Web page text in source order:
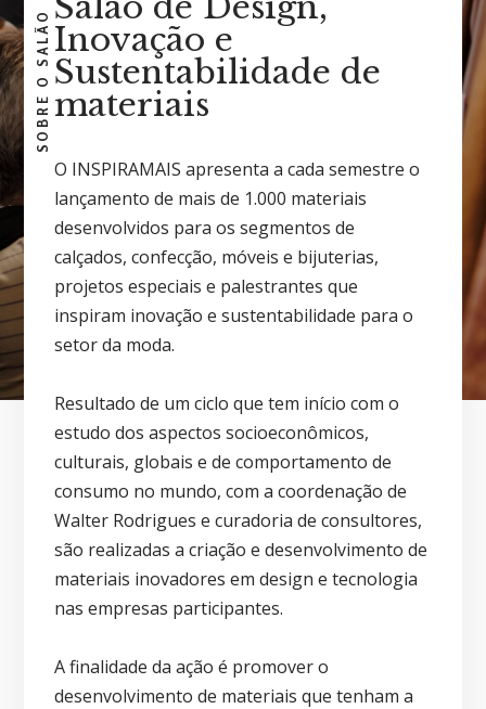
SOBRE O SALÃOInovação e
Sustentabilidade de
materiais
O INSPIRAMAIS apresenta a cada semestre o
lançamento de mais de 1.000 materiais
desenvolvidos para os segmentos de
calçados, confecção, móveis e bijuterias,
projetos especiais e palestrantes que
inspiram inovação e sustentabilidade para o
setor da moda.
Resultado de um ciclo que tem início com o
estudo dos aspectos socioeconômicos,
culturais, globais e de comportamento de
consumo no mundo, com a coordenação de
Walter Rodrigues e curadoria de consultores,
são realizadas a criação e desenvolvimento de
materiais inovadores em design e tecnologia
nas empresas participantes.
A finalidade da ação é promover o
desenvolvimento de materiais que tenham a